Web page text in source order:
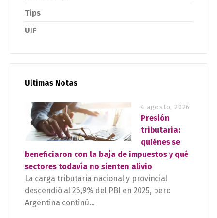
Tips
UIF
Ultimas Notas
4 agosto, 2026
Presión
tributaria:
quiénes se
beneficiaron con la baja de impuestos y qué
sectores todavía no sienten alivio
La carga tributaria nacional y provincial
descendió al 26,9% del PBI en 2025, pero
Argentina continú...